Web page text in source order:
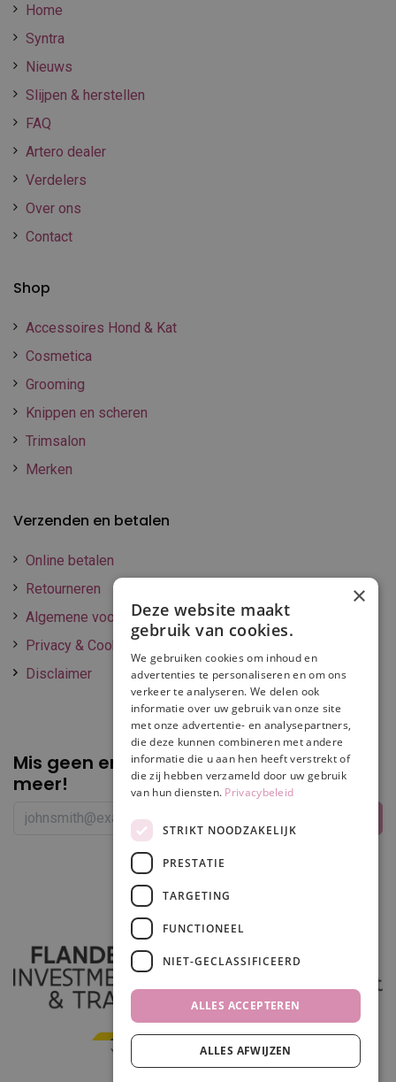
In winkelwagen
Home
Syntra
Nieuws
Slijpen & herstellen
FAQ
Artero dealer
Verdelers
Over ons
Contact
Shop
Accessoires Hond & Kat
Cosmetica
Grooming
Knippen en scheren
Trimsalon
Merken
Verzenden en betalen
Online betalen
Retourneren
Algemene voorwaarden
Privacy & Cookie policy
Disclaimer
Mis geen enkelepromotie of korting
meer!
×
Deze website maakt
gebruik van cookies.
We gebruiken cookies om inhoud en
advertenties te personaliseren en om ons
verkeer te analyseren. We delen ook
informatie over uw gebruik van onze site
met onze advertentie- en analysepartners,
die deze kunnen combineren met andere
informatie die u aan hen heeft verstrekt of
die zij hebben verzameld door uw gebruik
van hun diensten. Privacybeleid
STRIKT NOODZAKELIJK
PRESTATIE
TARGETING
FUNCTIONEEL
NIET-GECLASSIFICEERD
ALLES ACCEPTEREN
ALLES AFWIJZEN